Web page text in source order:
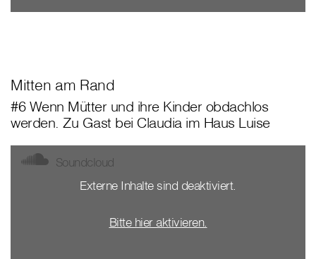
Mitten am Rand
#6 Wenn Mütter und ihre Kinder obdachlos
werden. Zu Gast bei Claudia im Haus Luise
Soundcloud
Externe Inhalte sind deaktiviert.
Bitte hier aktivieren.